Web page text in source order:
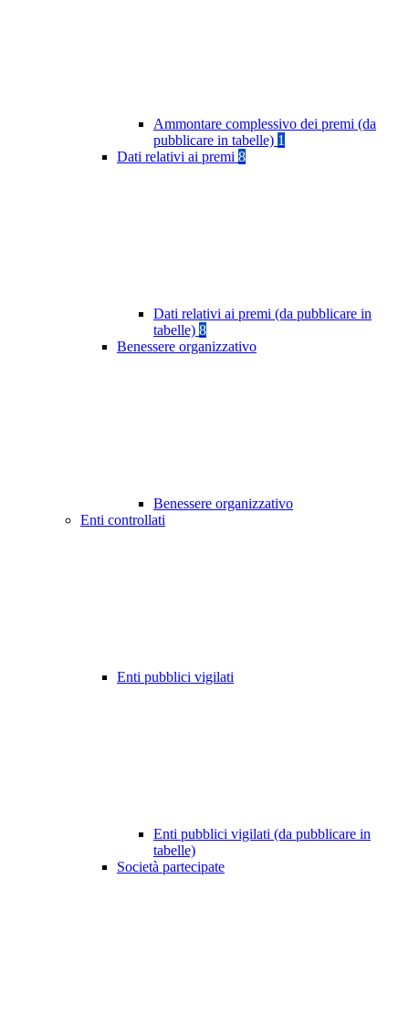
Ammontare complessivo dei premi (da
pubblicare in tabelle) 1
Dati relativi ai premi 8
Dati relativi ai premi (da pubblicare in
tabelle) 8
Benessere organizzativo
Benessere organizzativo
Enti controllati
Enti pubblici vigilati
Enti pubblici vigilati (da pubblicare in
tabelle)
Società partecipate